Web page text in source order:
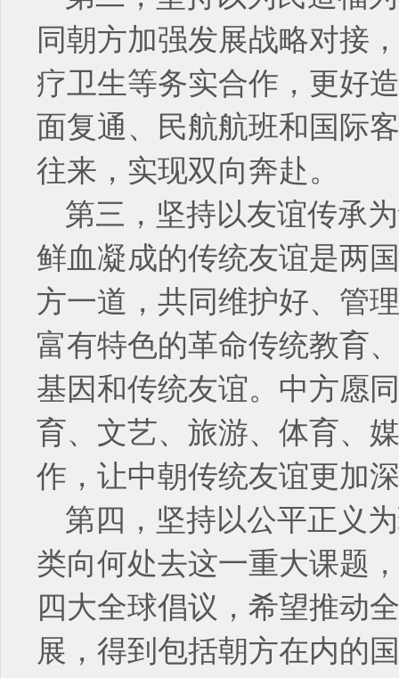
同朝方加强发展战略对接
疗卫生等务实合作，更好
面复通、民航航班和国际
往来，实现双向奔赴。
第三，坚持以友谊传承
鲜血凝成的传统友谊是两
方一道，共同维护好、管
富有特色的革命传统教育
基因和传统友谊。中方愿
育、文艺、旅游、体育、
作，让中朝传统友谊更加
第四，坚持以公平正义
类向何处去这一重大课题
四大全球倡议，希望推动
展，得到包括朝方在内的